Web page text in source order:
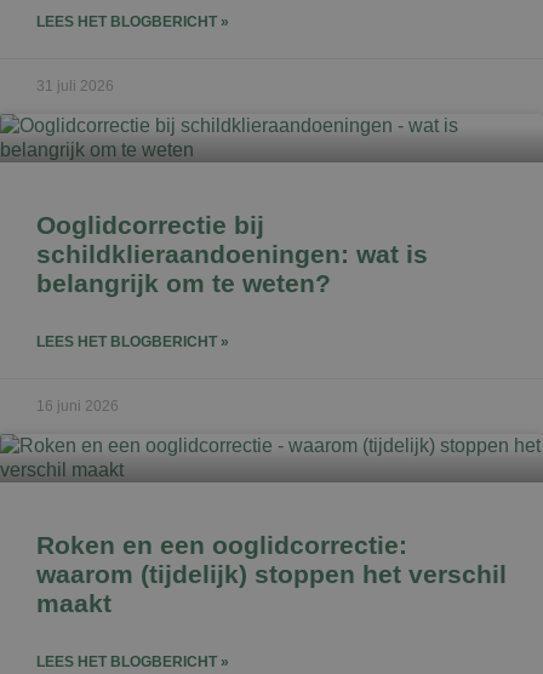
LEES HET BLOGBERICHT »
31 juli 2026
Ooglidcorrectie bij
schildklieraandoeningen: wat is
belangrijk om te weten?
LEES HET BLOGBERICHT »
16 juni 2026
Roken en een ooglidcorrectie:
waarom (tijdelijk) stoppen het verschil
maakt
LEES HET BLOGBERICHT »